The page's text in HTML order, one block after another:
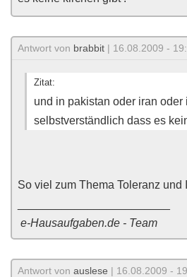
Antwort von brabbit | 16.08.2009 -
Zitat:
und in pakistan oder iran oder
selbstverständlich dass es
So viel zum Thema Toleranz und
e-Hausaufgaben.de - Team
Antwort von auslese | 16.08.2009 -